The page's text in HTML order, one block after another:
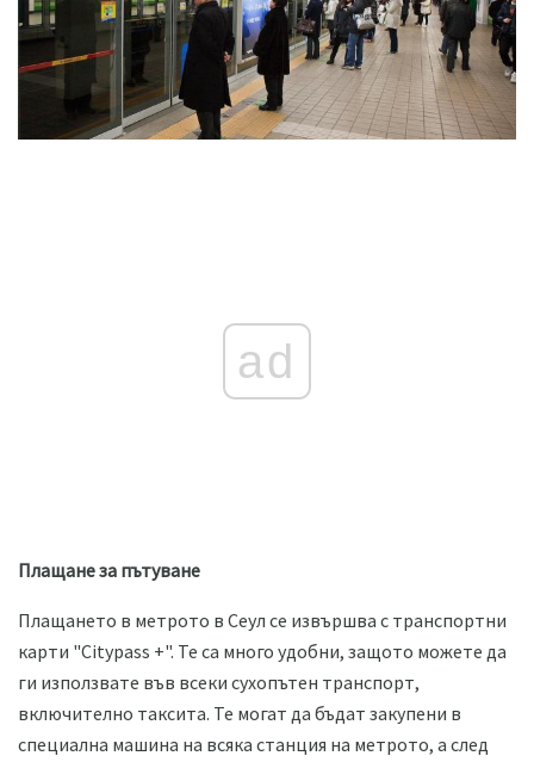
ad
Плащане за пътуване
Плащането в метрото в Сеул се извършва с транспортни
карти "Citypass +". Те са много удобни, защото можете да
ги използвате във всеки сухопътен транспорт,
включително таксита. Те могат да бъдат закупени в
специална машина на всяка станция на метрото, а след